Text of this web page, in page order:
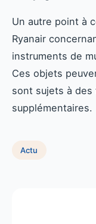
Un autre point à
Ryanair
instruments de
Ces objets
sont sujets à
supplémentaires.
Actu